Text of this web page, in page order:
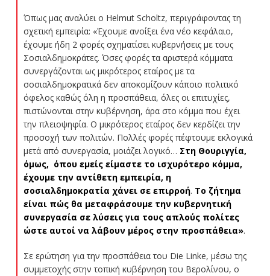
Όπως μας αναλύει ο Helmut Scholtz, περιγράφοντας τη
σχετική εμπειρία: «Έχουμε ανοίξει ένα νέο κεφάλαιο,
έχουμε ήδη 2 φορές σχηματίσει κυβερνήσεις με τους
Σοσιαλδημοκράτες. Όσες φορές τα αριστερά κόμματα
συνεργάζονται ως μικρότερος εταίρος με τα
σοσιαλδημοκρατικά δεν αποκομίζουν κάποιο πολιτικό
όφελος καθώς όλη η προσπάθεια, όλες οι επιτυχίες,
πιστώνονται στην κυβέρνηση, άρα στο κόμμα που έχει
την πλειοψηφία. Ο μικρότερος εταίρος δεν κερδίζει την
προσοχή των πολιτών. Πολλές φορές πέφτουμε εκλογικά
μετά από συνεργασία, μοιάζει λογικό… Στη Θουριγγία,
όμως, όπου εμείς είμαστε το ισχυρότερο κόμμα,
έχουμε την αντίθετη εμπειρία, η
σοσιαλδημοκρατία χάνει σε επιρροή. Το ζήτημα
είναι πώς θα μεταφράσουμε την κυβερνητική
συνεργασία σε λύσεις για τους απλούς πολίτες
ώστε αυτοί να λάβουν μέρος στην προσπάθεια».
Σε ερώτηση για την προσπάθεια του Die Linke, μέσω της
συμμετοχής στην τοπική κυβέρνηση του Βερολίνου, ο